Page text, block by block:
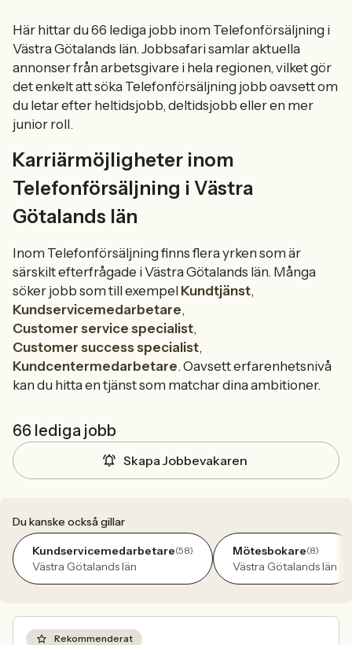
Här hittar du 66 lediga jobb inom Telefonförsäljning i
Västra Götalands län. Jobbsafari samlar aktuella
annonser från arbetsgivare i hela regionen, vilket gör
det enkelt att söka Telefonförsäljning jobb oavsett om
du letar efter heltidsjobb, deltidsjobb eller en mer
junior roll.
Karriärmöjligheter inom
Telefonförsäljning i Västra
Götalands län
Inom Telefonförsäljning finns flera yrken som är
särskilt efterfrågade i Västra Götalands län. Många
söker jobb som till exempel Kundtjänst,
Kundservicemedarbetare,
Customer service specialist,
Customer success specialist,
Kundcentermedarbetare. Oavsett erfarenhetsnivå
kan du hitta en tjänst som matchar dina ambitioner.
66 lediga jobb
Skapa Jobbevakaren
Du kanske också gillar
Kundservicemedarbetare(58)
Västra Götalands län
Mötesbokare(8)
Västra Götalands län
Rekommenderat